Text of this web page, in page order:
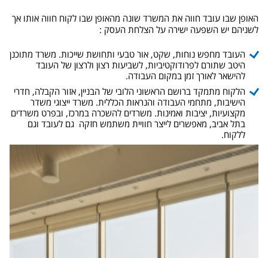
האופן שבו עובד חווה את המשרד שונה מהאופן שבו לקוח חווה אותו אך
לשניהם יש השפעה ישירה על הצלחת העסק :
העובד מחפש נוחות, שקט, אור טבעי ותחושת שייכות. משרד מתוכנן
היטב שתורם לפרודוקטיביות, לשביעות רצון ולרצון של העובד
להישאר לאורך זמן במקום העבודה.
הלקוח מתמקד ברושם הראשוני הלובי של הבניין, אזור הקבלה, חדרי
הישיבות, מתחמי העבודה והנראות הכללית. משרד ייצוגי משדר
מקצועיות, יציבות ואמינות. משרדים להשכרה במרכז, ובפרט משרדים
בתל אביב, מאפשרים לייצר חוויית משתמש חזקה גם לעובד וגם
ללקוח.